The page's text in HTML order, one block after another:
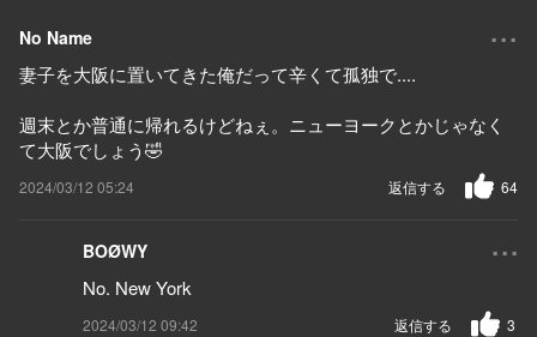
No Name ...
妻子を大阪に置いてきた俺だって辛くて孤独で....
週末とか普通に帰れるけどねぇ。ニューヨークとかじゃなく
て大阪でしょう🤣
2024/03/12 05:24 64
返信する
BOØWY ...
No. New York
2024/03/12 09:42 3
返信する